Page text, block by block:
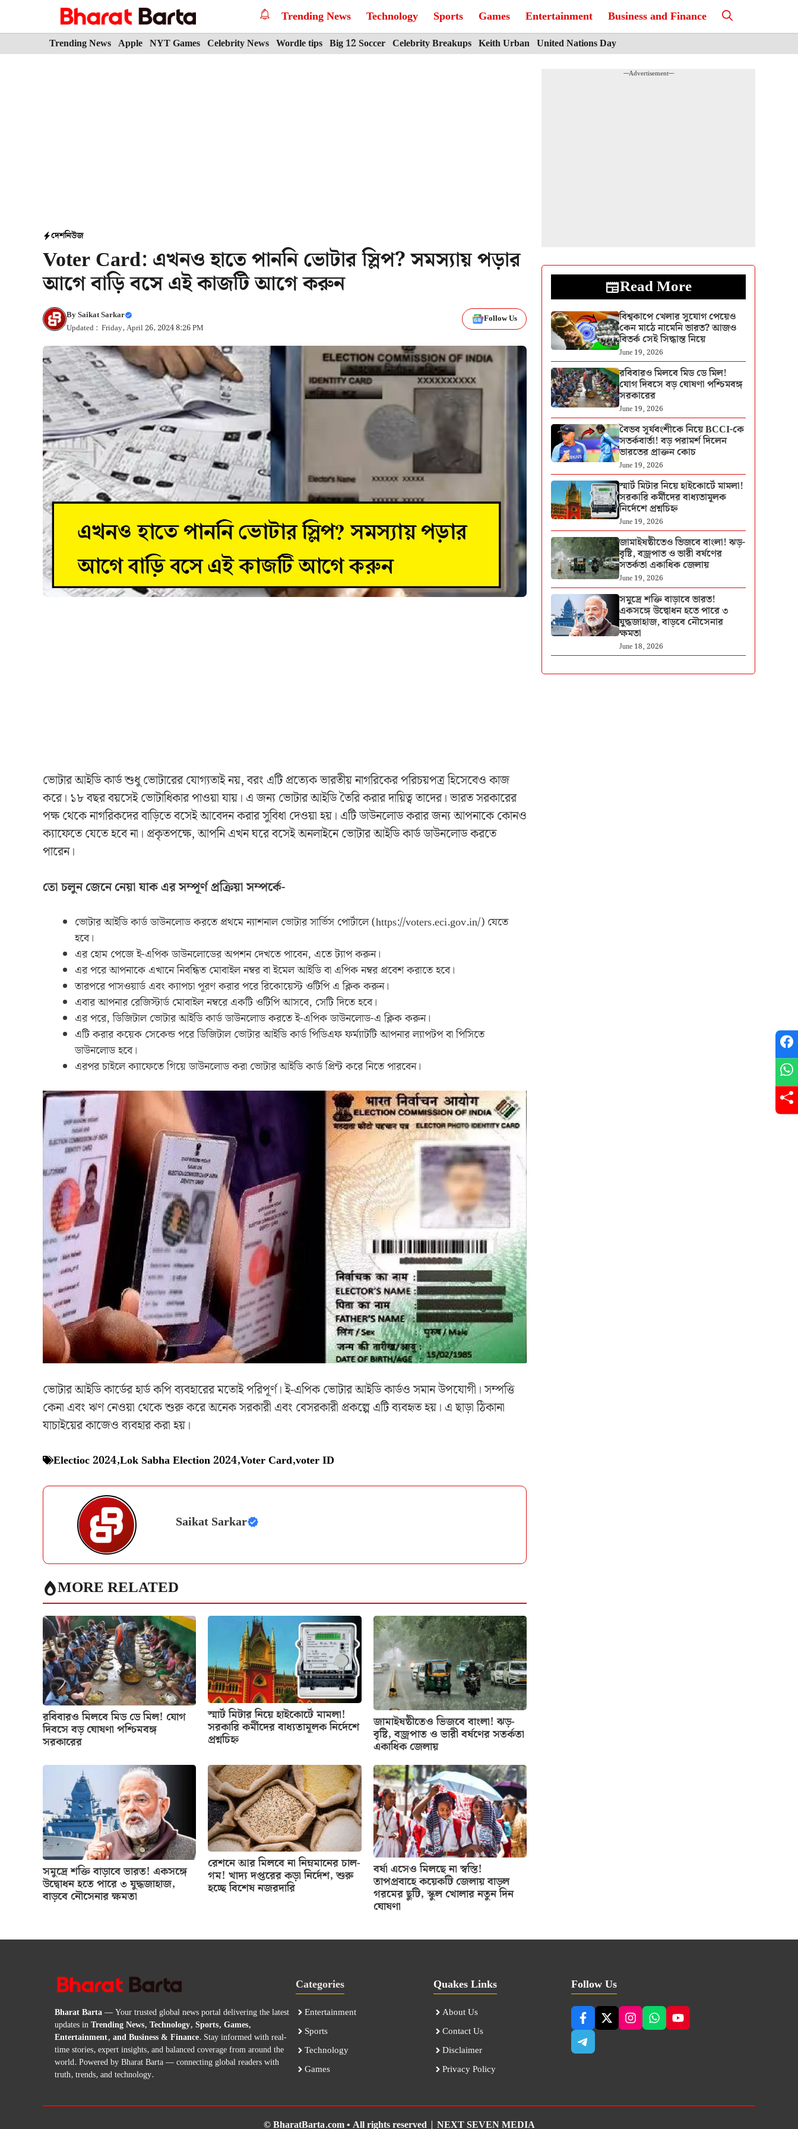
Trending News Technology Sports Games Entertainment Business and Finance
Trending News Apple NYT Games Celebrity News Wordle tips Big 12 Soccer Celebrity Breakups Keith Urban United Nations Day
দেশনিউজ
Voter Card: এখনও হাতে পাননি ভোটার স্লিপ? সমস্যায় পড়ার
আগে বাড়ি বসে এই কাজটি আগে করুন
BySaikat Sarkar
Updated : Friday, April 26, 2024 8:26 PM
Follow Us
ভোটার আইডি কার্ড শুধু ভোটারের যোগ্যতাই নয়, বরং এটি প্রত্যেক ভারতীয় নাগরিকের পরিচয়পত্র হিসেবেও কাজ
করে। ১৮ বছর বয়সেই ভোটাধিকার পাওয়া যায়। এ জন্য ভোটার আইডি তৈরি করার দায়িত্ব তাদের। ভারত সরকারের
পক্ষ থেকে নাগরিকদের বাড়িতে বসেই আবেদন করার সুবিধা দেওয়া হয়। এটি ডাউনলোড করার জন্য আপনাকে কোনও
ক্যাফেতে যেতে হবে না। প্রকৃতপক্ষে, আপনি এখন ঘরে বসেই অনলাইনে ভোটার আইডি কার্ড ডাউনলোড করতে
পারেন।
তো চলুন জেনে নেয়া যাক এর সম্পূর্ণ প্রক্রিয়া সম্পর্কে-
ভোটার আইডি কার্ড ডাউনলোড করতে প্রথমে ন্যাশনাল ভোটার সার্ভিস পোর্টালে (https://voters.eci.gov.in/) যেতে
হবে।
এর হোম পেজে ই-এপিক ডাউনলোডের অপশন দেখতে পাবেন, এতে ট্যাপ করুন।
এর পরে আপনাকে এখানে নিবন্ধিত মোবাইল নম্বর বা ইমেল আইডি বা এপিক নম্বর প্রবেশ করাতে হবে।
তারপরে পাসওয়ার্ড এবং ক্যাপচা পূরণ করার পরে রিকোয়েস্ট ওটিপি এ ক্লিক করুন।
এবার আপনার রেজিস্টার্ড মোবাইল নম্বরে একটি ওটিপি আসবে, সেটি দিতে হবে।
এর পরে, ডিজিটাল ভোটার আইডি কার্ড ডাউনলোড করতে ই-এপিক ডাউনলোড-এ ক্লিক করুন।
এটি করার কয়েক সেকেন্ড পরে ডিজিটাল ভোটার আইডি কার্ড পিডিএফ ফর্ম্যাটটি আপনার ল্যাপটপ বা পিসিতে
ডাউনলোড হবে।
এরপর চাইলে ক্যাফেতে গিয়ে ডাউনলোড করা ভোটার আইডি কার্ড প্রিন্ট করে নিতে পারবেন।
ভোটার আইডি কার্ডের হার্ড কপি ব্যবহারের মতোই পরিপূর্ণ। ই-এপিক ভোটার আইডি কার্ডও সমান উপযোগী। সম্পত্তি
কেনা এবং ঋণ নেওয়া থেকে শুরু করে অনেক সরকারী এবং বেসরকারী প্রকল্পে এটি ব্যবহৃত হয়। এ ছাড়া ঠিকানা
যাচাইয়ের কাজেও ব্যবহার করা হয়।
Electioc 2024,Lok Sabha Election 2024,Voter Card,voter ID
Saikat Sarkar
MORE RELATED
রবিবারও মিলবে মিড ডে মিল! যোগ
দিবসে বড় ঘোষণা পশ্চিমবঙ্গ
সরকারের
স্মার্ট মিটার নিয়ে হাইকোর্টে মামলা!
সরকারি কর্মীদের বাধ্যতামূলক নির্দেশে
প্রশ্নচিহ্ন
জামাইষষ্ঠীতেও ভিজবে বাংলা! ঝড়-
বৃষ্টি, বজ্রপাত ও ভারী বর্ষণের সতর্কতা
একাধিক জেলায়
সমুদ্রে শক্তি বাড়াবে ভারত! একসঙ্গে
উদ্বোধন হতে পারে ৩ যুদ্ধজাহাজ,
বাড়বে নৌসেনার ক্ষমতা
রেশনে আর মিলবে না নিম্নমানের চাল-
গম! খাদ্য দপ্তরের কড়া নির্দেশ, শুরু
হচ্ছে বিশেষ নজরদারি
বর্ষা এসেও মিলছে না স্বস্তি!
তাপপ্রবাহে কয়েকটি জেলায় বাড়ল
গরমের ছুটি, স্কুল খোলার নতুন দিন
ঘোষণা
---Advertisement---
Read More
বিশ্বকাপে খেলার সুযোগ পেয়েও
কেন মাঠে নামেনি ভারত? আজও
বিতর্ক সেই সিদ্ধান্ত নিয়ে
June 19, 2026
রবিবারও মিলবে মিড ডে মিল!
যোগ দিবসে বড় ঘোষণা পশ্চিমবঙ্গ
সরকারের
June 19, 2026
বৈভব সূর্যবংশীকে নিয়ে BCCI-কে
সতর্কবার্তা! বড় পরামর্শ দিলেন
ভারতের প্রাক্তন কোচ
June 19, 2026
স্মার্ট মিটার নিয়ে হাইকোর্টে মামলা!
সরকারি কর্মীদের বাধ্যতামূলক
নির্দেশে প্রশ্নচিহ্ন
June 19, 2026
জামাইষষ্ঠীতেও ভিজবে বাংলা! ঝড়-
বৃষ্টি, বজ্রপাত ও ভারী বর্ষণের
সতর্কতা একাধিক জেলায়
June 19, 2026
সমুদ্রে শক্তি বাড়াবে ভারত!
একসঙ্গে উদ্বোধন হতে পারে ৩
যুদ্ধজাহাজ, বাড়বে নৌসেনার
ক্ষমতা
June 18, 2026
Bharat Barta— Your trusted global news portal delivering the latest
updates inTrending News, Technology, Sports, Games,
Entertainment, and Business & Finance. Stay informed with real-
time stories, expert insights, and balanced coverage from around the
world. Powered by Bharat Barta — connecting global readers with
truth, trends, and technology.
Categories
Entertainment
Sports
Technology
Games
Quakes Links
About Us
Contact Us
Disclaimer
Privacy Policy
Follow Us
© BharatBarta.com • All rights reserved | NEXT SEVEN MEDIA